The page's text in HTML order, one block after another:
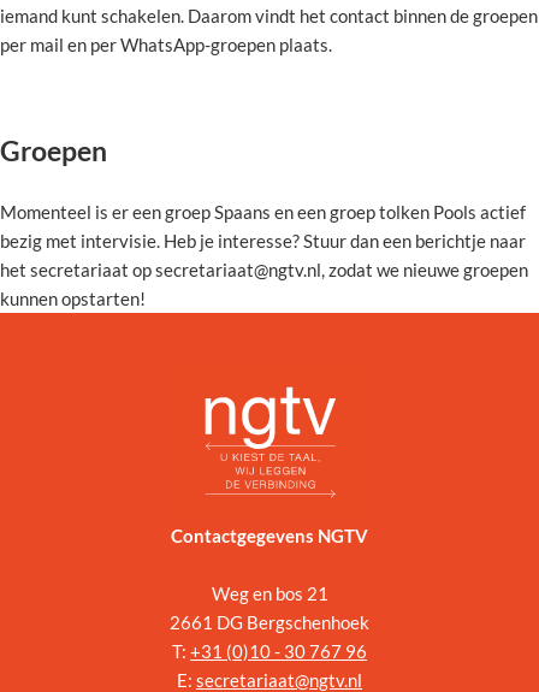
iemand kunt schakelen. Daarom vindt het contact binnen de groepen
per mail en per WhatsApp-groepen plaats.
Groepen
Momenteel is er een groep Spaans en een groep tolken Pools actief
bezig met intervisie. Heb je interesse? Stuur dan een berichtje naar
het secretariaat op secretariaat@ngtv.nl, zodat we nieuwe groepen
kunnen opstarten!
Contactgegevens NGTV
Weg en bos 21
2661 DG Bergschenhoek
T: +31 (0)10 - 30 767 96
E: secretariaat@ngtv.nl